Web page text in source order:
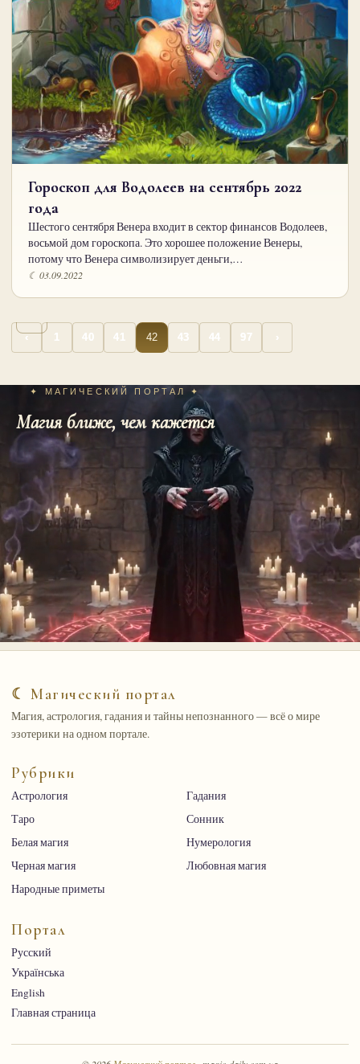
Гороскоп для Водолеев на сентябрь 2022
года
Шестого сентября Венера входит в сектор финансов Водолеев,
восьмой дом гороскопа. Это хорошее положение Венеры,
потому что Венера символизирует деньги,…
☾ 03.09.2022
Пагинация
‹ 1 40 41 42 43 44 97 ›
✦ МАГИЧЕСКИЙ ПОРТАЛ ✦
Магия ближе, чем кажется
☾ Магический портал
Магия, астрология, гадания и тайны непознанного — всё о мире
эзотерики на одном портале.
Рубрики
Астрология
Гадания
Таро
Сонник
Белая магия
Нумерология
Черная магия
Любовная магия
Народные приметы
Портал
Русский
Українська
English
Главная страница